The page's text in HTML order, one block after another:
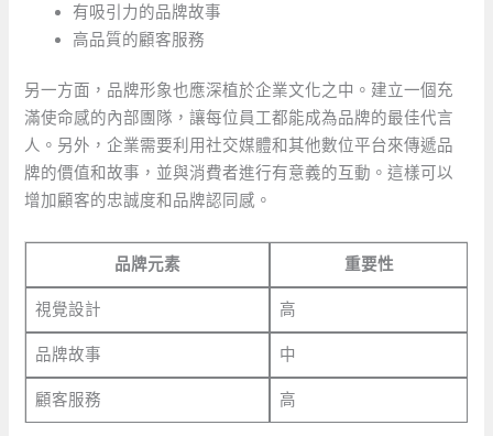
有吸引力的品牌故事
高品質的顧客服務
另一方面，品牌形象也應深植於企業文化之中。建立一個充
滿使命感的內部團隊，讓每位員工都能成為品牌的最佳代言
人。另外，企業需要利用社交媒體和其他數位平台來傳遞品
牌的價值和故事，並與消費者進行有意義的互動。這樣可以
增加顧客的忠誠度和品牌認同感。
品牌元素 重要性
視覺設計 高
品牌故事 中
顧客服務 高